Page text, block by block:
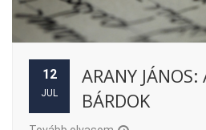
12
JUL
ARANY JÁNOS:
BÁRDOK